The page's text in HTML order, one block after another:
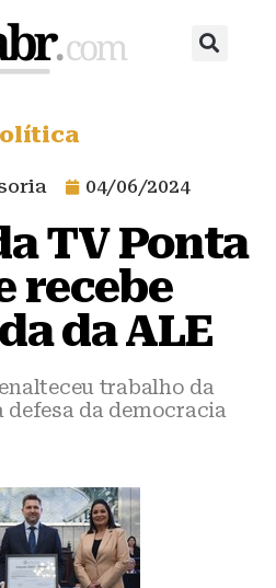
04/06/2024
TV Ponta
recebe
da ALE
trabalho da
da democracia